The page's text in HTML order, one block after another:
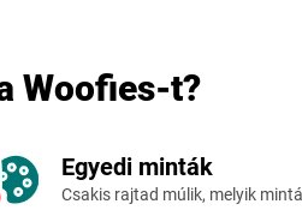
Woofies-t?
Egyedi minták
Csakis rajtad múlik, melyik